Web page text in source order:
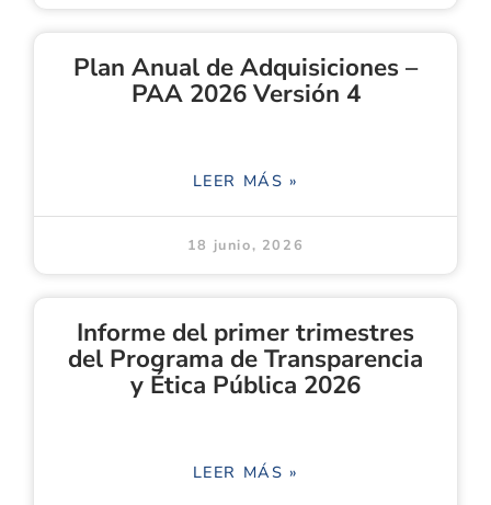
Plan Anual de Adquisiciones –
PAA 2026 Versión 4
LEER MÁS »
18 junio, 2026
Informe del primer trimestres
del Programa de Transparencia
y Ética Pública 2026
LEER MÁS »